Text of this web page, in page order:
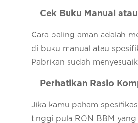
Cek Buku Manual
Cara paling aman adalah
di buku manual atau
Pabrikan sudah
Perhatikan Rasio
Jika kamu paham
tinggi pula RON BBM